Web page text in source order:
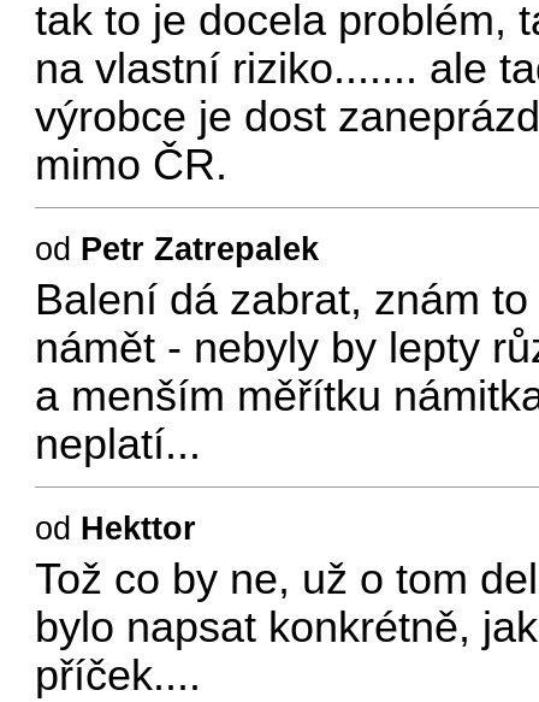
tak to je docela problém,
na vlastní riziko....... ale
výrobce je dost
mimo ČR.
od Petr Zatrepalek
Balení dá zabrat, znám
námět - nebyly by lepty
a menším měřítku
neplatí...
od Hekttor
Tož co by ne, už o tom
bylo napsat konkrétně,
příček....